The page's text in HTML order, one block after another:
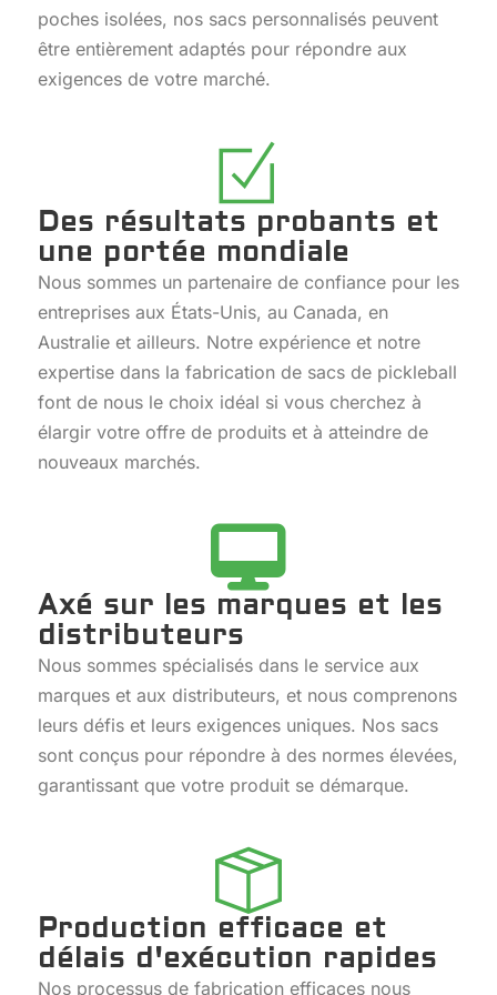
poches isolées, nos sacs personnalisés peuvent
être entièrement adaptés pour répondre aux
exigences de votre marché.
Des résultats probants et
une portée mondiale
Nous sommes un partenaire de confiance pour les
entreprises aux États-Unis, au Canada, en
Australie et ailleurs. Notre expérience et notre
expertise dans la fabrication de sacs de pickleball
font de nous le choix idéal si vous cherchez à
élargir votre offre de produits et à atteindre de
nouveaux marchés.
Axé sur les marques et les
distributeurs
Nous sommes spécialisés dans le service aux
marques et aux distributeurs, et nous comprenons
leurs défis et leurs exigences uniques. Nos sacs
sont conçus pour répondre à des normes élevées,
garantissant que votre produit se démarque.
Production efficace et
délais d'exécution rapides
Nos processus de fabrication efficaces nous